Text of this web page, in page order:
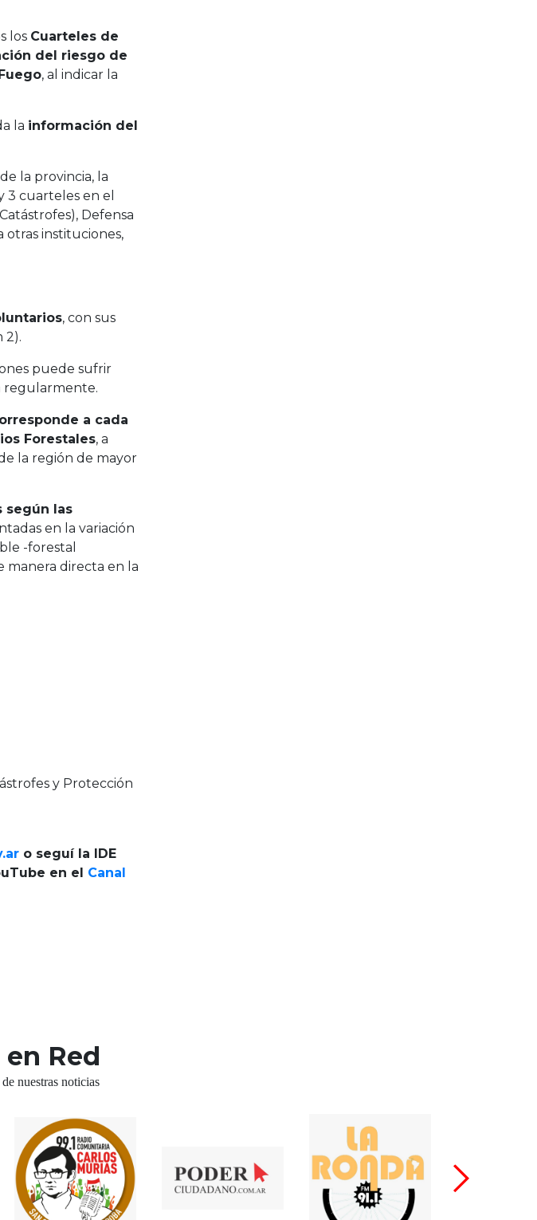
los Cuarteles de
del riesgo de
, al indicar la
la información del
la provincia, la
3 cuarteles en el
Defensa
otras instituciones,
, con sus
2).
puede sufrir
regularmente.
a cada
Forestales, a
la región de mayor
según las
en la variación
-forestal
manera directa en la
y Protección
o seguí la IDE
en el Canal
Red
nuestras noticias